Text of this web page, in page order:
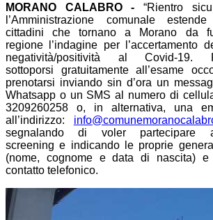
MORANO CALABRO - “Rientro
l’Amministrazione comunale
cittadini che tornano a Morano da
regione l’indagine per l’accertamento
negatività/positività al Covid-19.
sottoporsi gratuitamente all’esame
prenotarsi inviando sin d’ora un
Whatsapp o un SMS al numero di
3209260258 o, in alternativa, una
all’indirizzo:
segnalando di voler partecipare
screening e indicando le proprie
(nome, cognome e data di nascita) e
contatto telefonico.